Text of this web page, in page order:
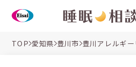
TOP 愛知県 豊川市 豊川アレルギ